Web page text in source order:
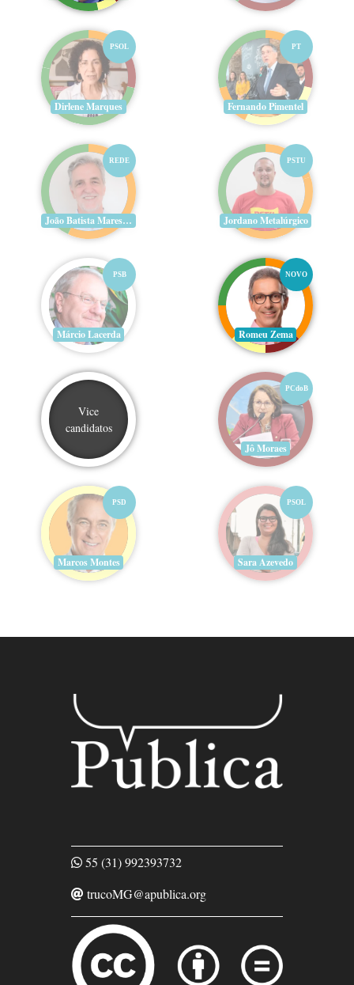
PSOL
Dirlene Marques
PT
Fernando Pimentel
REDE
João Batista Mares Guia
PSTU
Jordano Metalúrgico
PSB
Márcio Lacerda
NOVO
Romeu Zema
Vice
candidatos
PCdoB
Jô Moraes
PSD
Marcos Montes
PSOL
Sara Azevedo
55 (31) 992393732
trucoMG@apublica.org